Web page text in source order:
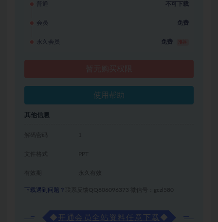
普通 不可下载
会员 免费
永久会员 免费
使用帮助
其他信息
1
文件格式 PPT
有效期 永久有效
下载遇到问题？ 联系反馈QQ806096373 微信号：gczl580
◆ 开通会员全站资料任意下载◆